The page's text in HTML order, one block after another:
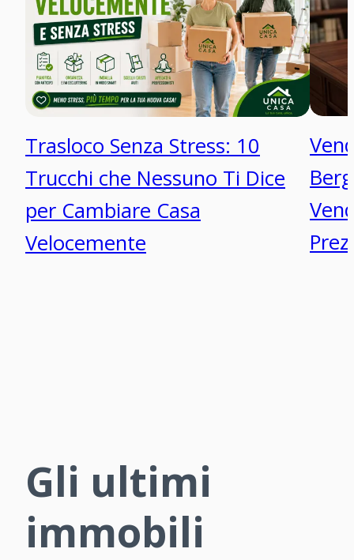
Trasloco Senza Stress: 10
Trucchi che Nessuno Ti Dice
per Cambiare Casa
Velocemente
Gli ultimi
immobili